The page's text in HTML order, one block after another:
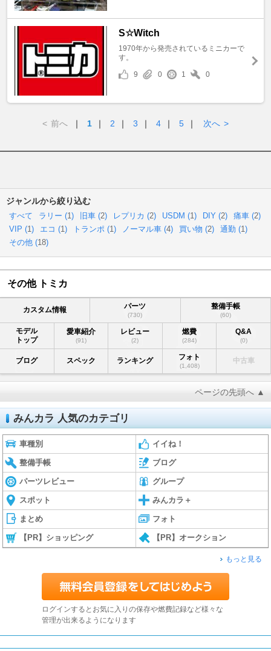
S☆Witch
1970年から発売されているミニカーで
す。
9
0 1 0
< 前へ ｜ 1 ｜ 2 ｜ 3 ｜ 4 ｜ 5 ｜ 次へ >
ジャンルから絞り込む
すべて ラリー (1 ) 旧車 (2) レプリカ (2) USDM (1 ) DIY (2) 痛車 (2)
VIP (1 ) エコ (1 ) トランポ (1 ) ノーマル車 (4) 買い物 (2) 通勤 (1 )
その他 (18)
その他 トミカ
カスタム情報 パーツ
(730)
整備手帳
(60)
モデル
トップ
愛車紹介
(91)
レビュー
(2)
燃費
(284)
Q&A
(0)
ブログ スペック ランキング フォト
(1,408)
中古車
ページの先頭へ ▲
みんカラ 人気のカテゴリ
車種別 イイね！
整備手帳 ブログ
パーツレビュー グループ
スポット みんカラ＋
まとめ フォト
【PR】ショッピング 【PR】オークション
もっと見る
ログインするとお気に入りの保存や燃費記録など様々な
管理が出来るようになります